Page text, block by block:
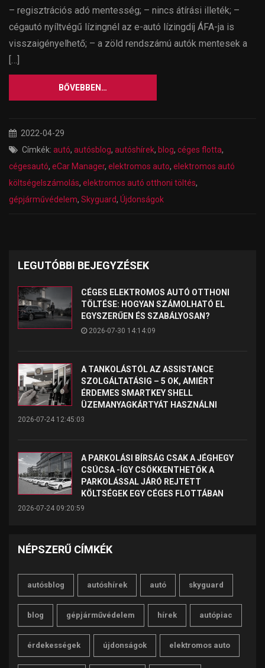
– regisztrációs adó mentesség; – nincs átírási illeték; –
cégautó nyíltvégű lízingnél az e-autó lízingdíj ÁFA-ja is
visszaigényelhető; – a zöld rendszámú autók mentesek a
[…]
BŐVEBBEN…
2022-04-29
Címkék: autó, autósblog, autóshírek, blog, céges flotta,
cégesautó, eCar Manager, elektromos auto, elektromos autó
költségelszámolás, elektromos autó otthoni töltés,
gépjárművédelem, Skyguard, Újdonságok
LEGUTÓBBI BEJEGYZÉSEK
CÉGES ELEKTROMOS AUTÓ OTTHONI
TÖLTÉSE: HOGYAN SZÁMOLHATÓ EL
EGYSZERŰEN ÉS SZABÁLYOSAN?
2026-07-30 14:14:09
A TANKOLÁSTÓL AZ ASSISTANCE
SZOLGÁLTATÁSIG – 5 OK, AMIÉRT
ÉRDEMES SMARTKEY SHELL
ÜZEMANYAGKÁRTYÁT HASZNÁLNI
2026-07-24 12:45:03
A PARKOLÁSI BÍRSÁG CSAK A JÉGHEGY
CSÚCSA -ÍGY CSÖKKENTHETŐK A
PARKOLÁSSAL JÁRÓ REJTETT
KÖLTSÉGEK EGY CÉGES FLOTTÁBAN
2026-07-24 09:20:59
NÉPSZERŰ CÍMKÉK
autósblog autóshírek autó skyguard
blog gépjárművédelem hírek autópiac
érdekességek újdonságok elektromos auto